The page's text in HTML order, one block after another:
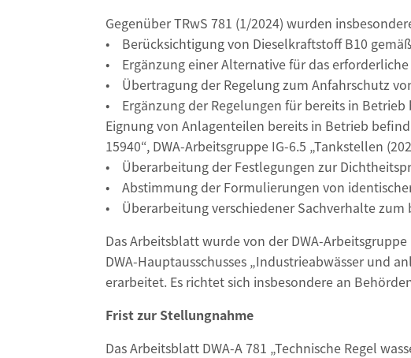
Gegenüber TRwS 781 (1/2024) wurden
• Berücksichtigung von Dieselkraftstoff B10
• Ergänzung einer Alternative für das
• Übertragung der Regelung zum Anfahrschutz
• Ergänzung der Regelungen für bereits in
Eignung von Anlagenteilen bereits in Betrieb
15940“, DWA-Arbeitsgruppe IG-6.5 „Tankstellen
• Überarbeitung der Festlegungen zur
• Abstimmung der Formulierungen von
• Überarbeitung verschiedener Sachverhalte zum
Das Arbeitsblatt wurde von der DWA-
DWA-Hauptausschusses „Industrieabwässer und
erarbeitet. Es richtet sich insbesondere an
Frist zur Stellungnahme
Das Arbeitsblatt DWA-A 781 „Technische Regel